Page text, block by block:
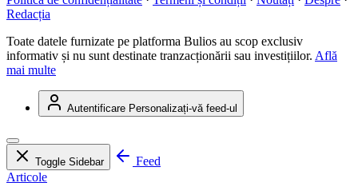
Redacția
Toate datele furnizate pe platforma Bulios au scop exclusiv
informativ și nu sunt destinate tranzacționării sau investițiilor. Află
mai multe
Autentificare Personalizați-vă feed-ul
Toggle Sidebar
Feed
Articole